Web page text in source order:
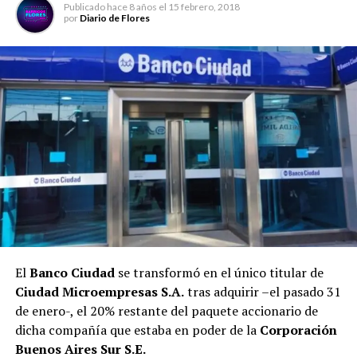
Publicado hace 8 años el 15 febrero, 2018
por Diario de Flores
ElBanco Ciudadse transformó en el único titular de
Ciudad Microempresas S.A.tras adquirir –el pasado 31
de enero-, el 20% restante del paquete accionario de
dicha compañía que estaba en poder de la Corporación
Buenos Aires Sur S.E.